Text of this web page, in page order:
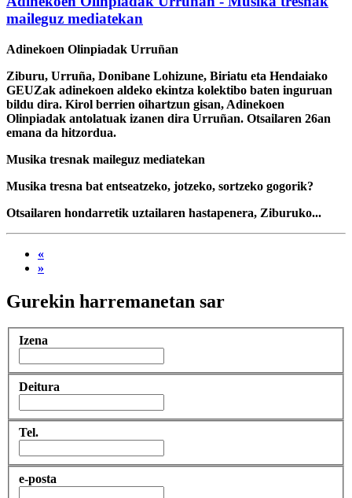
maileguz mediatekan
Adinekoen Olinpiadak Urruñan
Ziburu, Urruña, Donibane Lohizune, Biriatu eta Hendaiako
GEUZak adinekoen aldeko ekintza kolektibo baten inguruan
bildu dira. Kirol berrien oihartzun gisan, Adinekoen
Olinpiadak antolatuak izanen dira Urruñan. Otsailaren 26an
emana da hitzordua.
Musika tresnak maileguz mediatekan
Musika tresna bat entseatzeko, jotzeko, sortzeko gogorik?
Otsailaren hondarretik uztailaren hastapenera, Ziburuko...
«
»
Gurekin harremanetan sar
Izena
Deitura
Tel.
e-posta